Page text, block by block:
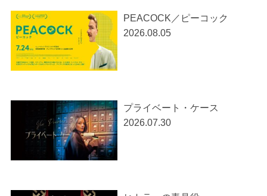
PEACOCK／ピーコック
2026.08.05
プライベート・ケース
2026.07.30